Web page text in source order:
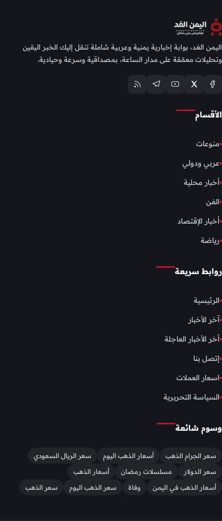
اليمن الغد، بوابة إخبارية يمنية وعربية شاملة تنقل إليك الخبر اليقين
وتحليلات معمّقة على مدار الساعة، بمصداقية وسرعة وحيادية.
الأقسام
منوعات
عربي ودولي
أخبار محلية
الفن
أخبار الإقتصاد
رياضة
روابط سريعة
الرئيسية
آخر الأخبار
أخر الأخبار العاجلة
إتصل بنا
اسعار العملات
السياسة التحريرية
وسوم شائعة
سعر الجرام الذهب أسعار الذهب اليوم
سعر الريال السعودي
سعر الدولار
مسلسلات رمضان
أسعار الذهب
أسعار الذهب في اليمن
وفاة سعر الذهب اليوم سعر الذهب